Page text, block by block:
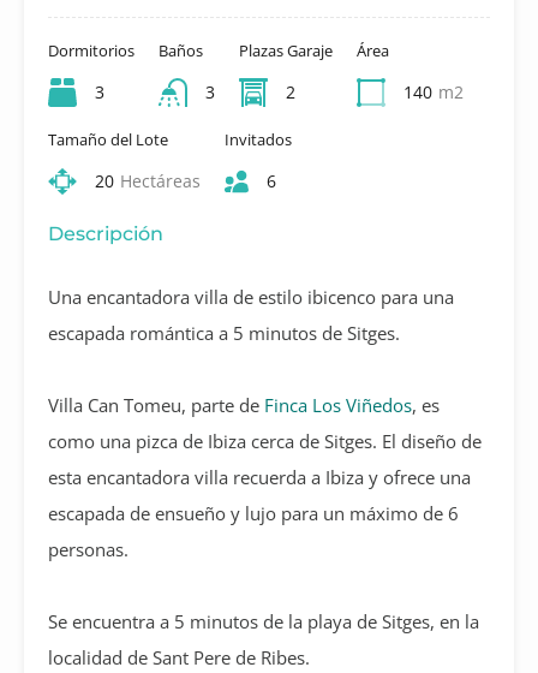
Dormitorios
3
Baños
3
Plazas Garaje
2
Área
140 m2
Tamaño del Lote
20 Hectáreas
Invitados
6
Descripción
Una encantadora villa de estilo ibicenco para una
escapada romántica a 5 minutos de Sitges.
Villa Can Tomeu, parte de Finca Los Viñedos, es
como una pizca de Ibiza cerca de Sitges. El diseño de
esta encantadora villa recuerda a Ibiza y ofrece una
escapada de ensueño y lujo para un máximo de 6
personas.
Se encuentra a 5 minutos de la playa de Sitges, en la
localidad de Sant Pere de Ribes.